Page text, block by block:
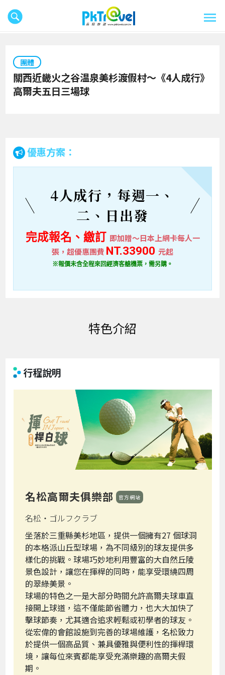
團體
關西近畿火之谷温泉美杉渡假村～《4人成行》
高爾夫五日三場球
優惠方案：
4人成行，每週一、
二、日出發
完成報名、繳訂 即加贈～日本上網卡每人一
張，超優惠團費 NT.33900 元起
※報價未含全程來回經濟客艙機票，需另購。
特色介紹
行程說明
名松高爾夫俱樂部 官方網站
名松・ゴルフクラブ
坐落於三重縣美杉地區，提供一個擁有27 個球洞
的本格派山丘型球場，為不同級別的球友提供多
樣化的挑戰。球場巧妙地利用豐富的大自然丘陵
景色設計，讓您在揮桿的同時，能享受環繞四周
的翠綠美景。
球場的特色之一是大部分時間允許高爾夫球車直
接開上球道，這不僅能節省體力，也大大加快了
擊球節奏，尤其適合追求輕鬆或初學者的球友。
從宏偉的會館設施到完善的球場維護，名松致力
於提供一個高品質、兼具優雅與便利性的揮桿環
境，讓每位來賓都能享受充滿樂趣的高爾夫假
期。